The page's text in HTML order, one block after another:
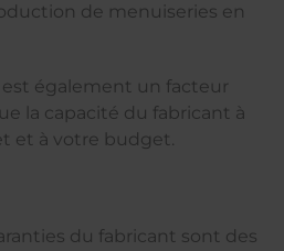
de menuiseries en
également un facteur
la capacité du fabricant à
et à votre budget.
du fabricant sont des